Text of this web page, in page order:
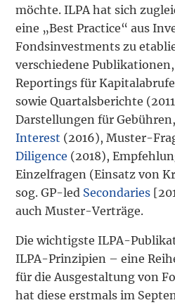
möchte. ILPA hat sich
eine „Best Practice“ aus
Fondsinvestments zu
verschiedene
Reportings für
sowie Quartalsberichte
Darstellungen für
Interest (2016), Muster-
Diligence (2018),
Einzelfragen (Einsatz von
sog. GP-led Secondaries
auch Muster-Verträge.
Die wichtigste ILPA-
ILPA-Prinzipien – eine
für die Ausgestaltung von
hat diese erstmals im